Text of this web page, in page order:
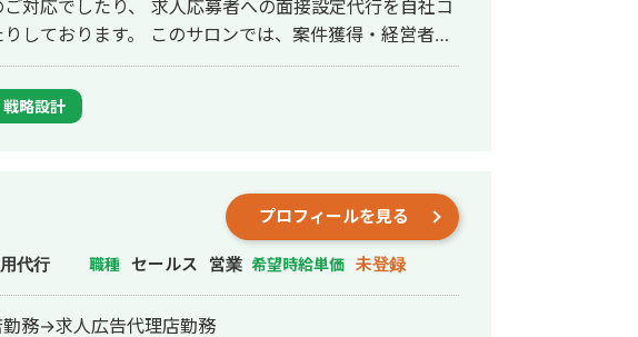
対応でしたり、 求人応募者への面接設定代行を自社コ
ロンでは、案件獲得・経営者、
フリーランスの方との繋がりを目標としています。 よろしくお願い致します。
戦略設計
プロフィールを見る
代行 職種 セールス 営業 希望時給単価 未登録
務→求人広告代理店勤務